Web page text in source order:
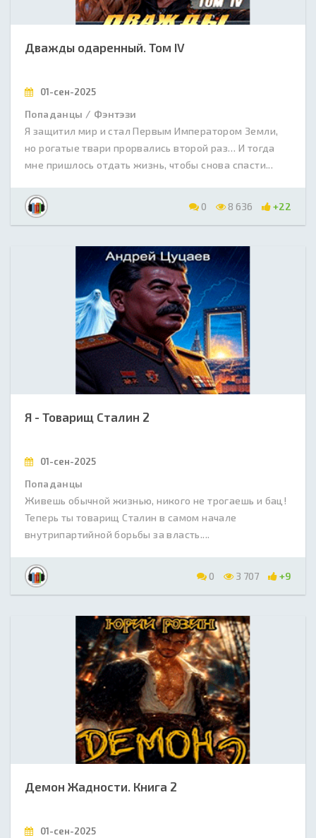
Дважды одаренный. Том IV
01-сен-2025
Попаданцы / Фэнтэзи
Я защитил мир и стал Первым Императором Земли,
но рогатые твари прорвались второй раз… И тогда
мне пришлось отдать жизнь, чтобы снова спасти...
0 8 636 +22
Я - Товарищ Сталин 2
01-сен-2025
Попаданцы
Живешь обычной жизнью, никого не трогаешь и бац!
Теперь ты товарищ Сталин в самом начале
внутрипартийной борьбы за власть....
0 3 707 +9
Демон Жадности. Книга 2
01-сен-2025